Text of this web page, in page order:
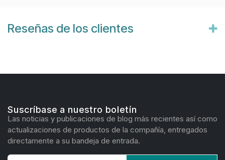
Reseñas de los clientes
Suscríbase a nuestro boletín
Las noticias y publicaciones de blog más recientes así como
actualizaciones de productos de la compañía, entregados
directamente a su bandeja de entrada.